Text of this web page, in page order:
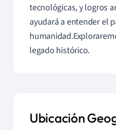
tecnológicas, y logros
ayudará a entender el
legado histórico.
Ubicación